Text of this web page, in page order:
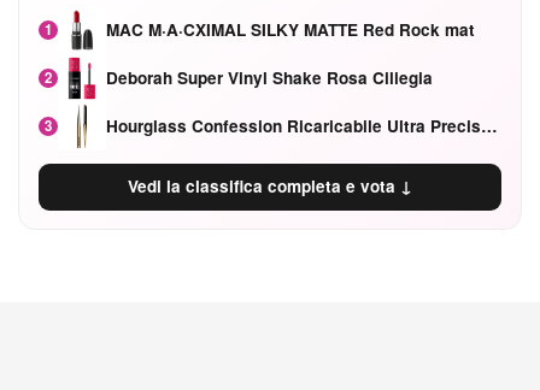
1 MAC M·A·CXIMAL SILKY MATTE Red Rock mat
2 Deborah Super Vinyl Shake Rosa Ciliegia
3 Hourglass Confession Ricaricabile Ultra Preciso Ad Alta Intensità Secretly Classic Red
Vedi la classifica completa e vota ↓